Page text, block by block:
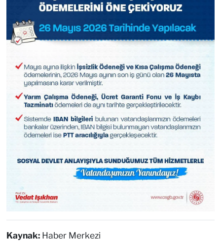
Kaynak: Haber Merkezi